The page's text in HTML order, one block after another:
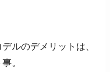
ルのデメリットは、
。